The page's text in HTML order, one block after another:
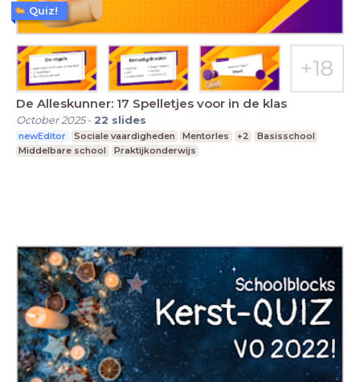
De Alleskunner: 17 Spelletjes voor in de klas
October 2025- 22 slides
newEditor Sociale vaardigheden Mentorles +2
Basisschool
Middelbare school
Praktijkonderwijs
Quiz!